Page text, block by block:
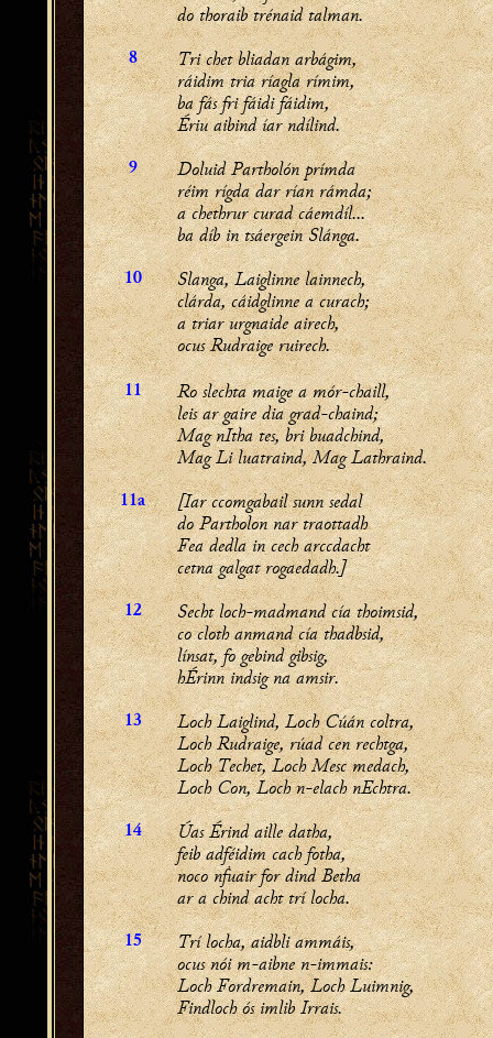
do thoraib trénaid talman.
8
Tri chet bliadan arbágim,
ráidim tria ríagla rímim,
ba fás fri fáidi fáidim,
Ériu aibind íar ndílind.
9
Doluid Partholón prímda
réim rígda dar rían rámda;
a chethrur curad cáemdíl...
ba díb in tsáergein Slánga.
10
Slanga, Laiglinne lainnech,
clárda, cáidglinne a curach;
a triar urgnaide airech,
ocus Rudraige ruirech.
11
Ro slechta maige a mór-chaill,
leis ar gaire dia grad-chaind;
Mag nItha tes, bri buadchind,
Mag Li luatraind, Mag Lathraind.
11a
[Iar ccomgabail sunn sedal
do Partholon nar traottadh
Fea dedla in cech arccdacht
cetna galgat rogaedadh.]
12
Secht loch-madmand cía thoimsid,
co cloth anmand cía thadbsid,
línsat, fo gebind gibsig,
hÉrinn indsig na amsir.
13
Loch Laiglind, Loch Cúán coltra,
Loch Rudraige, rúad cen rechtga,
Loch Techet, Loch Mesc medach,
Loch Con, Loch n-elach nEchtra.
14
Úas Érind aille datha,
feib adféidim cach fotha,
noco nḟuair for dind Betha
ar a chind acht trí locha.
15
Trí locha, aidbli ammáis,
ocus nói m-aibne n-immais:
Loch Fordremain, Loch Luimnig,
Findloch ós imlib Irrais.